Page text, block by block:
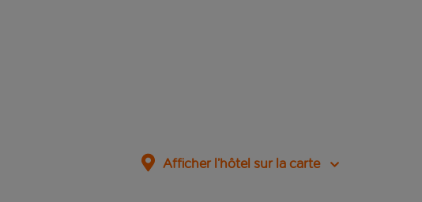
Afficher l’hôtel sur la carte